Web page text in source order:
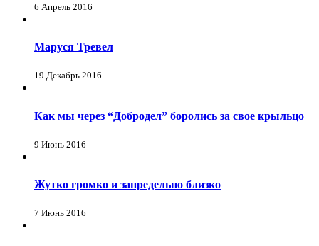
6 Апрель 2016
Маруся Тревел
19 Декабрь 2016
Как мы через “Добродел” боролись за свое крыльцо
9 Июнь 2016
Жутко громко и запредельно близко
7 Июнь 2016